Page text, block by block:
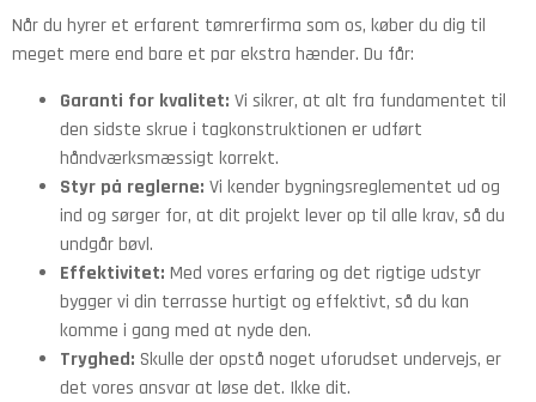
Når du hyrer et erfarent tømrerfirma som os, køber du dig til
meget mere end bare et par ekstra hænder. Du får:
Garanti for kvalitet: Vi sikrer, at alt fra fundamentet til
den sidste skrue i tagkonstruktionen er udført
håndværksmæssigt korrekt.
Styr på reglerne: Vi kender bygningsreglementet ud og
ind og sørger for, at dit projekt lever op til alle krav, så du
undgår bøvl.
Effektivitet: Med vores erfaring og det rigtige udstyr
bygger vi din terrasse hurtigt og effektivt, så du kan
komme i gang med at nyde den.
Tryghed: Skulle der opstå noget uforudset undervejs, er
det vores ansvar at løse det. Ikke dit.